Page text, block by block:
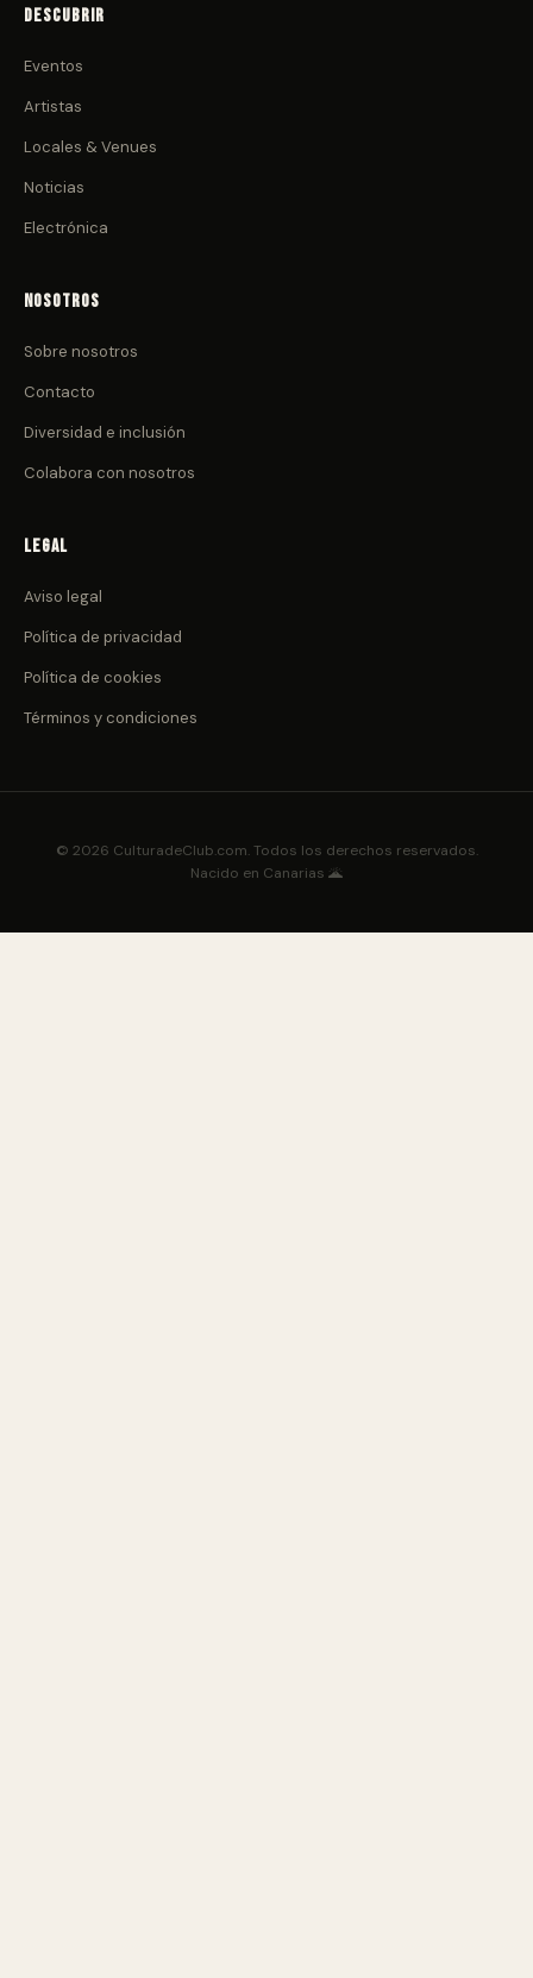
Descubrir
Eventos
Artistas
Locales & Venues
Noticias
Electrónica
Nosotros
Sobre nosotros
Contacto
Diversidad e inclusión
Colabora con nosotros
Legal
Aviso legal
Política de privacidad
Política de cookies
Términos y condiciones
© 2026 CulturadeClub.com. Todos los derechos reservados.
Nacido en Canarias 🌋